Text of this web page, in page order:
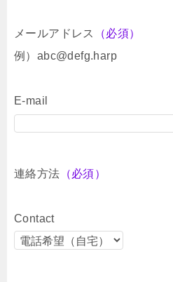
メールアドレス
（必須）
例）abc@defg.harp
E-mail
連絡方法 （必須）
Contact